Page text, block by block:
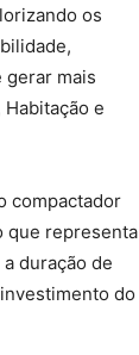
os
gerar mais
e
compactador
que representa
duração de
do